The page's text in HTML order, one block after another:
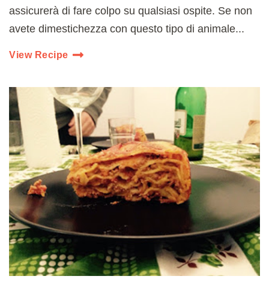
assicurerà di fare colpo su qualsiasi ospite. Se non
avete dimestichezza con questo tipo di animale...
View Recipe